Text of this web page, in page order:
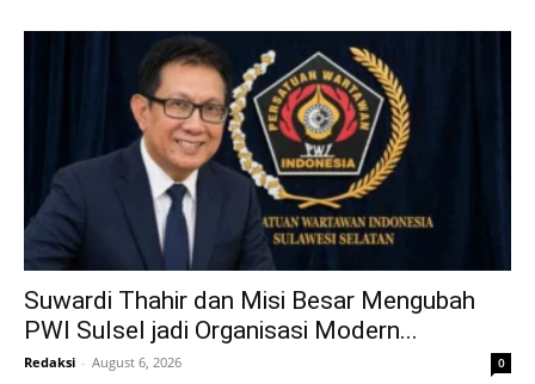
Suwardi Thahir dan Misi Besar Mengubah
PWI Sulsel jadi Organisasi Modern...
Redaksi - August 6, 2026 0